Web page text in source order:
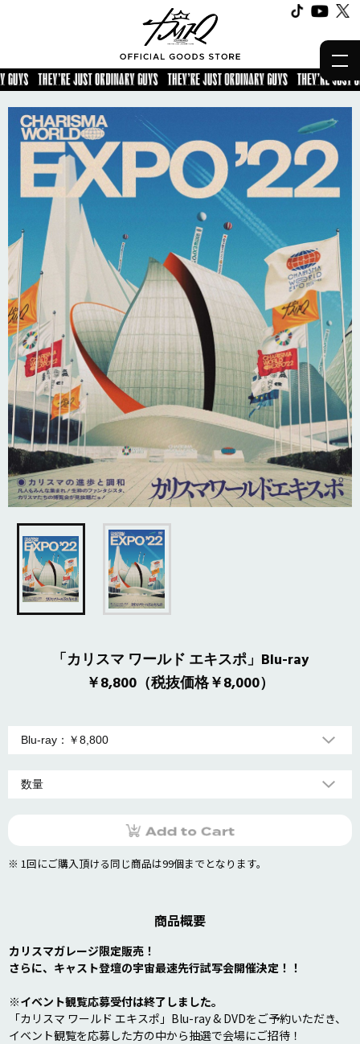
「カリスマ ワールド エキスポ」Blu-ray
￥8,800（税抜価格￥8,000）
※ 1回にご購入頂ける同じ商品は99個までとなります。
商品概要
カリスマガレージ限定販売！
さらに、キャスト登壇の宇宙最速先行試写会開催決定！！
※イベント観覧応募受付は終了しました。
「カリスマ ワールド エキスポ」Blu-ray & DVDをご予約いただき、
イベント観覧を応募した方の中から抽選で会場にご招待！